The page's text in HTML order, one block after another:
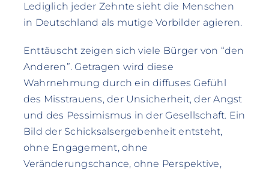
Lediglich jeder Zehnte sieht die Menschen
in Deutschland als mutige Vorbilder agieren.
Enttäuscht zeigen sich viele Bürger von “den
Anderen”. Getragen wird diese
Wahrnehmung durch ein diffuses Gefühl
des Misstrauens, der Unsicherheit, der Angst
und des Pessimismus in der Gesellschaft. Ein
Bild der Schicksalsergebenheit entsteht,
ohne Engagement, ohne
Veränderungschance, ohne Perspektive,